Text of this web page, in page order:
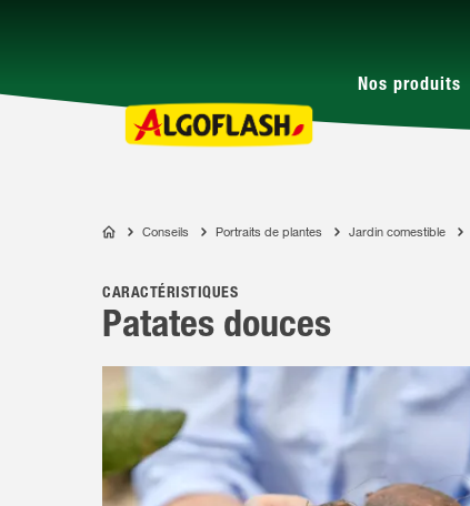
Nos produits
ALGOFLASH
Conseils Portraits de plantes Jardin comestible
CARACTÉRISTIQUES
Patates douces